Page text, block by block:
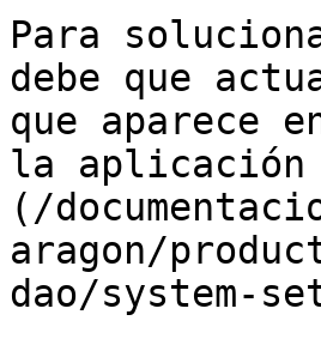
Para
debe que
que aparece
la
(/
aragon/
dao/system-